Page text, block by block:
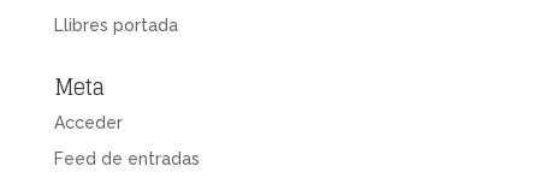
Llibres portada
Meta
Acceder
Feed de entradas